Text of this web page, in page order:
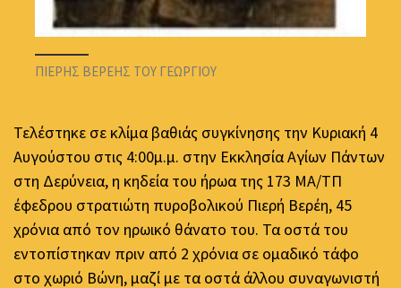
ΠΙΕΡΗΣ ΒΕΡΕΗΣ ΤΟΥ ΓΕΩΡΓΙΟΥ
Τελέστηκε σε κλίμα βαθιάς συγκίνησης την Κυριακή 4
Αυγούστου στις 4:00μ.μ. στην Εκκλησία Αγίων Πάντων
στη Δερύνεια, η κηδεία του ήρωα της 173 ΜΑ/ΤΠ
έφεδρου στρατιώτη πυροβολικού Πιερή Βερέη, 45
χρόνια από τον ηρωικό θάνατο του. Τα οστά του
εντοπίστηκαν πριν από 2 χρόνια σε ομαδικό τάφο
στο χωριό Βώνη, μαζί με τα οστά άλλου συναγωνιστή